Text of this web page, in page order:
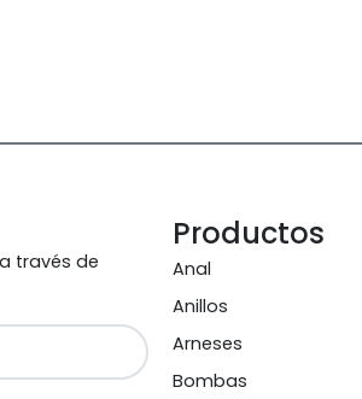
través de
Productos
Anal
Anillos
Arneses
Bombas